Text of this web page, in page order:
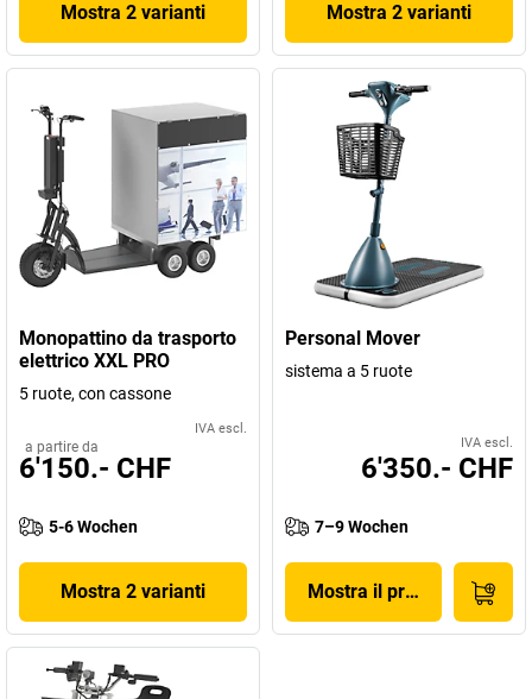
Mostra 2 varianti Mostra 2 varianti
Monopattino da trasporto
elettrico XXL PRO
5 ruote, con cassone
IVA escl.
a partire da
6'150.- CHF
5-6 Wochen
Mostra 2 varianti
Personal Mover
sistema a 5 ruote
IVA escl.
6'350.- CHF
7–9 Wochen
Mostra il prodotto